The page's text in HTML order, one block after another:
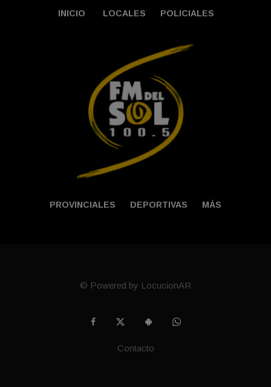
INICIO LOCALES POLICIALES
PROVINCIALES DEPORTIVAS MÁS
© Powered by LocucionAR
Contacto